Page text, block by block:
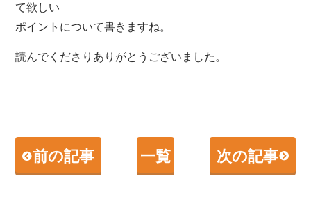
て欲しい
ポイントについて書きますね。
読んでくださりありがとうございました。
前の記事 一覧 次の記事